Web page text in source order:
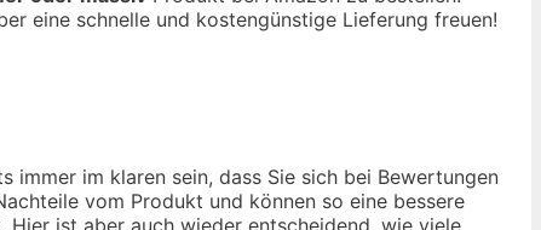
eine schnelle und kostengünstige Lieferung freuen!
im klaren sein, dass Sie sich bei Bewertungen
vom Produkt und können so eine bessere